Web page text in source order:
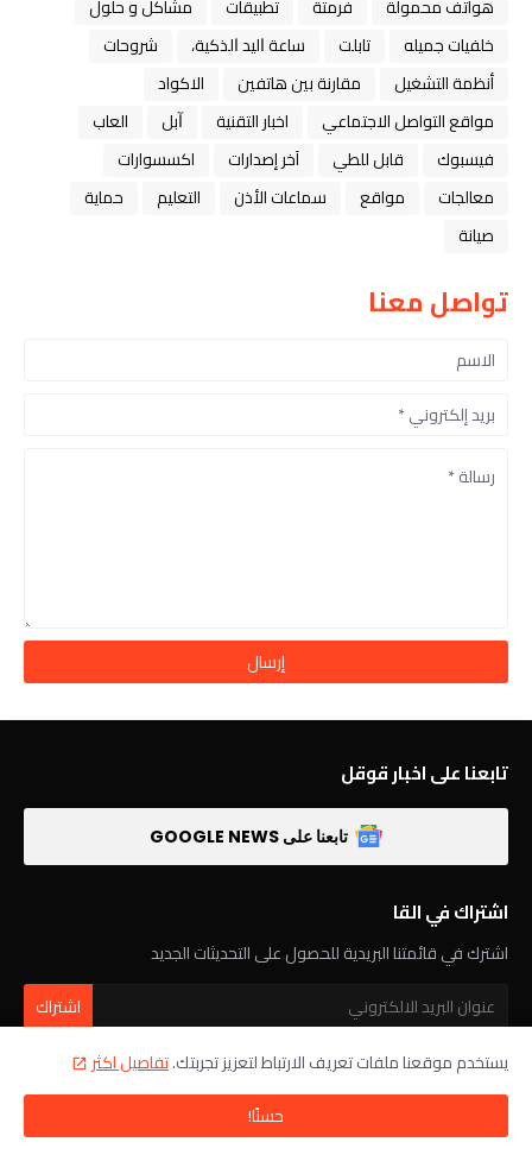
هواتف محمولة فرمتة تطبيقات
مشاكل و حلول
خلفيات جميله
تابلت ﺳﺎﻋﺔ ﺍﻟﻴﺪ ﺍﻟﺬﻛﻴﺔ،
شروحات
أنظمة التشغيل
مقارنة بين هاتفين
الاكواد
مواقع التواصل الاجتماعي
اخبار التقنية ﺁﺑﻞ
العاب
فيسبوك
قابل للطي آخر إصدارات
اكسسوارات
معالجات
مواقع سماعات الأذن التعليم
حماية
صيانة
تواصل معنا
تابعنا على اخبار قوقل
تابعنا على GOOGLE NEWS
اشتراك في القا
اشترك في قائمتنا البريدية للحصول على التحديثات الجديد
تابعنا
يستخدم موقعنا ملفات تعريف الارتباط لتعزيز تجربتك.تفاصيل اكثر
حسنًا!